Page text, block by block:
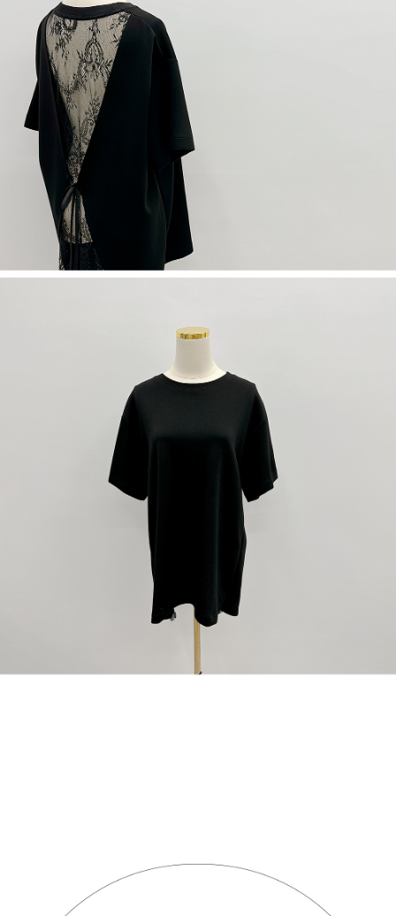
す。AFTEEの個人情報の収集、処理、利用について、詳細はAFTEE公式ホ
ームページの『個人情報の収集、処理及び利用に関する声明』をご参照く
ださい（https://aftee.tw/privacypolicy/
AFTEEの初回ご利用の際に、審査を通過すれば、最高額がNT$10,000にな
ります。支払い期限を過ぎた場合、その金額に基づいて年利20%の遅延滞
納金が加算されます。未成年の利用者は、事前に法定代理人または後見人
の同意を得ればAFTEEをご利用いただけます。
個人情報の処理、利用について疑問がある、または関連する法律の権利を
行使したい場合は、ネットプロテクションズ
にご連絡ください。上記に示した個人情報を、必要な購入注文書とあわせ
てAFTEEにご提供いただく、またはAFTEEにあなたの個人情報の収集、処
理、利用を許可することににご同意いただけない場合は、当サービスを選
択しないでください。